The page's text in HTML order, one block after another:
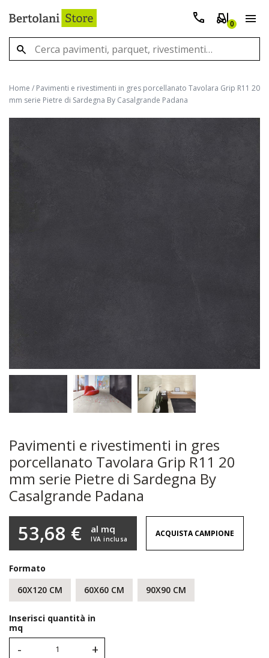
0
Home / Pavimenti e rivestimenti in gres porcellanato Tavolara Grip R11 20
mm serie Pietre di Sardegna By Casalgrande Padana
Pavimenti e rivestimenti in gres
porcellanato Tavolara Grip R11 20
mm serie Pietre di Sardegna By
Casalgrande Padana
53,68 € IVA inclusa
al mq ACQUISTA CAMPIONE
Formato
60X120 CM
60X60 CM 90X90 CM
Inserisci quantità in
mq
- +